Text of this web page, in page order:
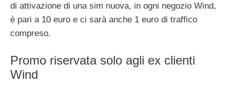
di attivazione di una sim nuova, in ogni negozio Wind,
è pari a 10 euro e ci sarà anche 1 euro di traffico
compreso.
Promo riservata solo agli ex clienti
Wind